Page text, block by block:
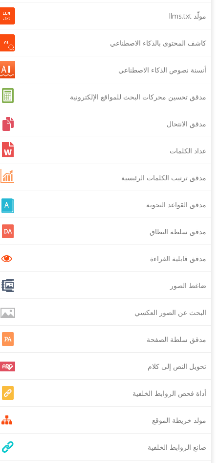
مولّد llms.txt
كاشف المحتوى بالذكاء الاصطناعي
أنسنة نصوص الذكاء الاصطناعي
مدقق تحسين محركات البحث للمواقع الإلكترونية
مدقق الانتحال
عداد الكلمات
مدقق ترتيب الكلمات الرئيسية
مدقق القواعد النحوية
مدقق سلطة النطاق
مدقق قابلية القراءة
ضاغط الصور
البحث عن الصور العكسي
مدقق سلطة الصفحة
تحويل النص إلى كلام
أداة فحص الروابط الخلفية
مولد خريطة الموقع
صانع الروابط الخلفية